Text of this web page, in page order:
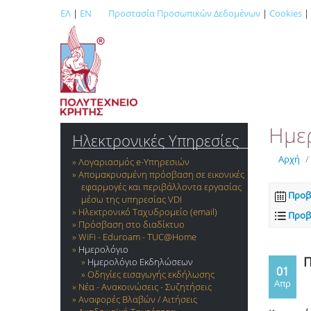
ΕΛ | EN Προστασία Προσωπικών Δεδομένων | Cookies |
Ηλεκτρονικές Υπηρεσίες
Λογαριασμός e-Yπηρεσιών
Απομακρυσμένη πρόσβαση σε εικονικές
εφαρμογές και περιβάλλοντα εργασίας
μέσω της υπηρεσίας VDI
Ηλεκτρονικό Ταχυδρομείο (email)
Πρόσβαση στο διαδίκτυο
WiFi - Eduroam - TUC@Home
Ημερολόγιο
Ημερολόγιο Εκδηλώσεων
Οδηγίες εισαγωγής εκδήλωσης
Νέα - Ανακοινώσεις - Συζητήσεις
Αναφορές Βλαβών / Αιτήσεις
Αρχή /
01
Απρ